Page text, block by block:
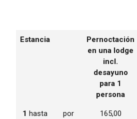
Estancia
Pernoctación
en una lodge
incl.
desayuno
para 1
persona
1 hasta
por
165,00